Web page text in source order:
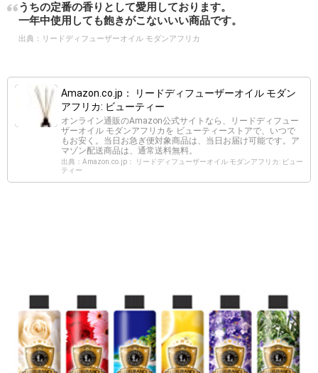
うちの定番の香りとして愛用しております。
一年中使用しても飽きがこないいい商品です。
出典： リードディフューザーオイル モダンアフリカ
Amazon.co.jp： リードディフューザーオイル モダン
アフリカ: ビューティー
オンライン通販のAmazon公式サイトなら、リードディフュー
ザーオイル モダンアフリカを ビューティーストアで、いつで
もお安く。当日お急ぎ便対象商品は、当日お届け可能です。ア
マゾン配送商品は、通常送料無料。
出典：Amazon.co.jp： リードディフューザーオイル モダンアフリカ: ビュー
ティー